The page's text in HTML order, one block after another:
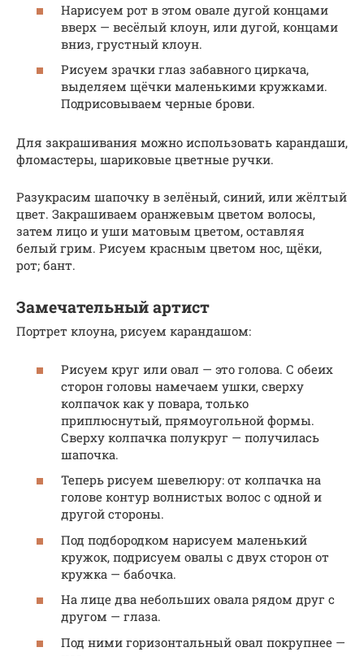
Нарисуем рот в этом овале дугой концами
вверх — весёлый клоун, или дугой, концами
вниз, грустный клоун.
Рисуем зрачки глаз забавного циркача,
выделяем щёчки маленькими кружками.
Подрисовываем черные брови.
Для закрашивания можно использовать карандаши,
фломастеры, шариковые цветные ручки.
Разукрасим шапочку в зелёный, синий, или жёлтый
цвет. Закрашиваем оранжевым цветом волосы,
затем лицо и уши матовым цветом, оставляя
белый грим. Рисуем красным цветом нос, щёки,
рот; бант.
Замечательный артист
Портрет клоуна, рисуем карандашом:
Рисуем круг или овал — это голова. С обеих
сторон головы намечаем ушки, сверху
колпачок как у повара, только
приплюснутый, прямоугольной формы.
Сверху колпачка полукруг — получилась
шапочка.
Теперь рисуем шевелюру: от колпачка на
голове контур волнистых волос с одной и
другой стороны.
Под подбородком нарисуем маленький
кружок, подрисуем овалы с двух сторон от
кружка — бабочка.
На лице два небольших овала рядом друг с
другом — глаза.
Под ними горизонтальный овал покрупнее —